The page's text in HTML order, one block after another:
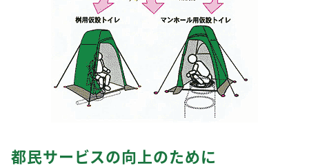
都民サービスの向上のために